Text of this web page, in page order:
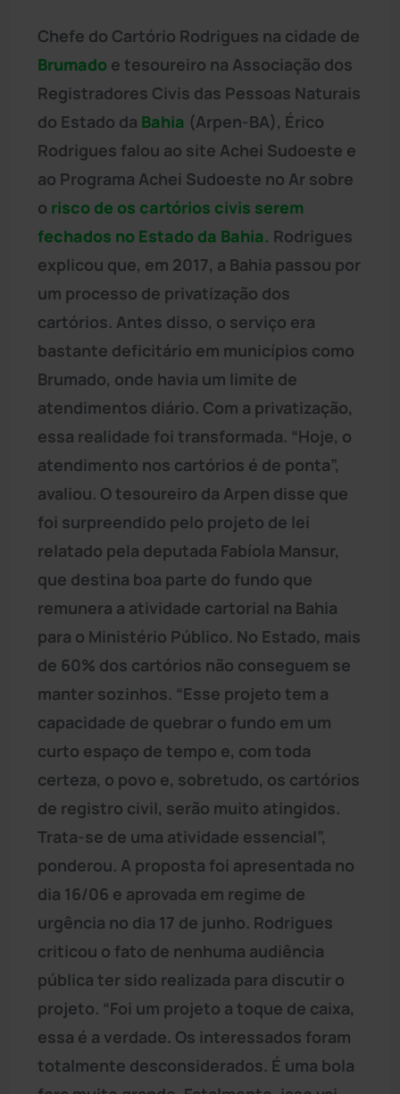
Chefe do Cartório Rodrigues na cidade de
Brumado e tesoureiro na Associação dos
Registradores Civis das Pessoas Naturais
do Estado da Bahia (Arpen-BA), Érico
Rodrigues falou ao site Achei Sudoeste e
ao Programa Achei Sudoeste no Ar sobre
o risco de os cartórios civis serem
fechados no Estado da Bahia. Rodrigues
explicou que, em 2017, a Bahia passou por
um processo de privatização dos
cartórios. Antes disso, o serviço era
bastante deficitário em municípios como
Brumado, onde havia um limite de
atendimentos diário. Com a privatização,
essa realidade foi transformada. “Hoje, o
atendimento nos cartórios é de ponta”,
avaliou. O tesoureiro da Arpen disse que
foi surpreendido pelo projeto de lei
relatado pela deputada Fabíola Mansur,
que destina boa parte do fundo que
remunera a atividade cartorial na Bahia
para o Ministério Público. No Estado, mais
de 60% dos cartórios não conseguem se
manter sozinhos. “Esse projeto tem a
capacidade de quebrar o fundo em um
curto espaço de tempo e, com toda
certeza, o povo e, sobretudo, os cartórios
de registro civil, serão muito atingidos.
Trata-se de uma atividade essencial”,
ponderou. A proposta foi apresentada no
dia 16/06 e aprovada em regime de
urgência no dia 17 de junho. Rodrigues
criticou o fato de nenhuma audiência
pública ter sido realizada para discutir o
projeto. “Foi um projeto a toque de caixa,
essa é a verdade. Os interessados foram
totalmente desconsiderados. É uma bola